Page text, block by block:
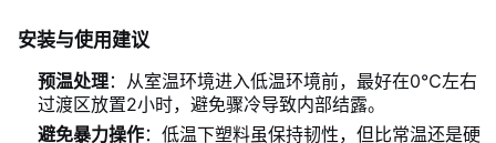
安装与使用建议
预温处理：从室温环境进入低温环境前，最好在0℃左右
过渡区放置2小时，避免骤冷导致内部结露。
避免暴力操作：低温下塑料虽保持韧性，但比常温还是硬